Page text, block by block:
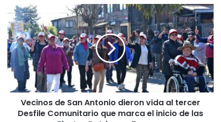
c
a
t
o
r
a
c
i
n
o
s
e
Vecinos de San Antonio dieron vida al tercer
Desfile Comunitario que marca el inicio de las